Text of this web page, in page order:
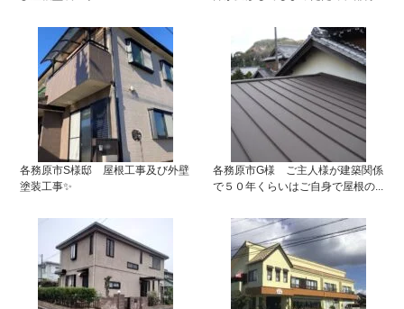
各務原市S様邸 屋根工事及び外壁
塗装工事✨
各務原市G様 ご主人様が建築関係
で５０年くらいはご自身で屋根の...